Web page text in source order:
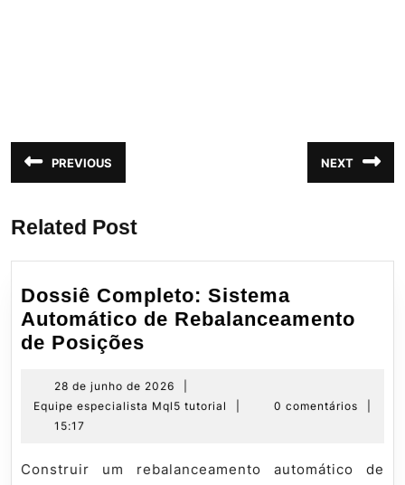
Navegação
de
PREVIOUS
anterior:
NEXT
post:
Related Post
Dossiê Completo: Sistema
Automático de Rebalanceamento
de Posições
Sistema
Automático
Rebalanceamento
28 de junho de 2026
de
2026
Equipe especialista Mql5 tutorial
tutorial
0 comentários
15:17
Construir um rebalanceamento automático de